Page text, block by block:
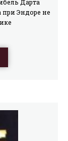
Дарта
при Эндоре не
может
ПЕРЕДАТЬ
ФАЙЛ